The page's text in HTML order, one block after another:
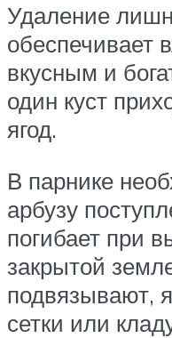
Удаление
обеспечивает
вкусным и
один куст
ягод.
В парнике
арбузу
погибает при
закрытой
подвязывают,
сетки или